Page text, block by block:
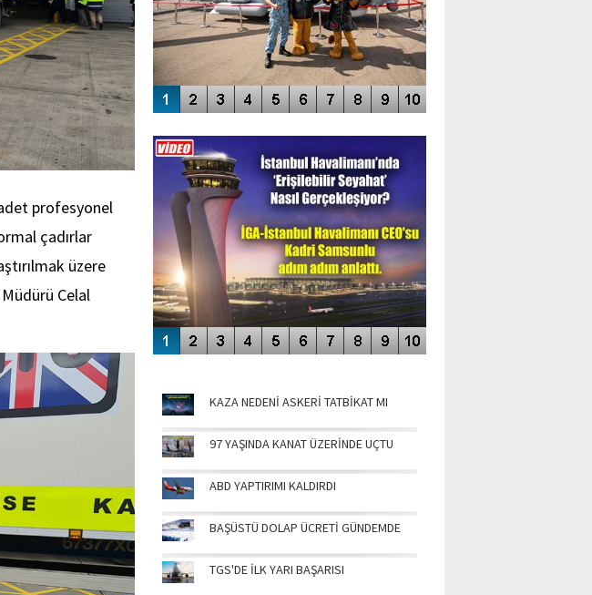
profesyonel
çadırlar
üzere
Celal
ENGELLERİN AŞILDIĞI HAVALİMANI
KAZA NEDENİ ASKERİ TATBİKAT MI
97 YAŞINDA KANAT ÜZERİNDE UÇTU
ABD YAPTIRIMI KALDIRDI
BAŞÜSTÜ DOLAP ÜCRETİ GÜNDEMDE
TGS'DE İLK YARI BAŞARISI